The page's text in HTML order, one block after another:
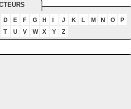
D E F G H J K L M N O
P
T
U V W X Y Z